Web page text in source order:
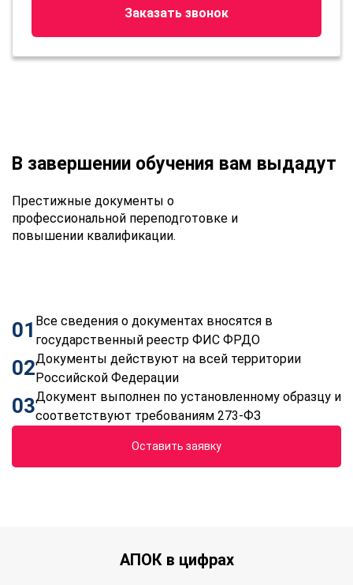
Заказать звонок
В завершении обучения вам выдадут
Престижные документы о
профессиональной переподготовке и
повышении квалификации.
01 Все сведения о документах вносятся в
государственный реестр ФИС ФРДО
02Документы действуют на всей территории
Российской Федерации
03Документ выполнен по установленному образцу и
соответствуют требованиям 273-ФЗ
Оставить заявку
АПОК в цифрах